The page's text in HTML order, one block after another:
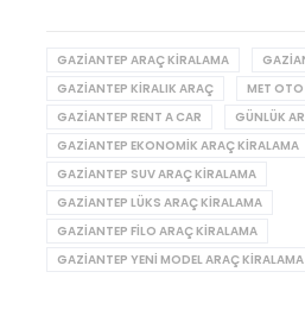
GAZIANTEP ARAÇ KIRALAMA
GAZIANTEP KIRALIK ARAÇ
MET
GAZIANTEP RENT A CAR
GÜNLÜK
GAZIANTEP EKONOMIK ARAÇ KIRALAMA
GAZIANTEP SUV ARAÇ KIRALAMA
GAZIANTEP LÜKS ARAÇ KIRALAMA
GAZIANTEP FILO ARAÇ KIRALAMA
GAZIANTEP YENI MODEL ARAÇ KIRALAMA